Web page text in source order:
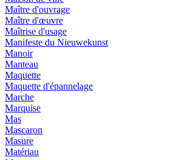
Maître d'ouvrage
Maître d'œuvre
Maîtrise d'usage
Manifeste du Nieuwekunst
Manoir
Manteau
Maquette
Maquette d'épannelage
Marche
Marquise
Mas
Mascaron
Masure
Matériau